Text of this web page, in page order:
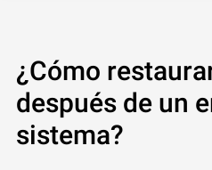
¿Cómo
después de un
sistema?